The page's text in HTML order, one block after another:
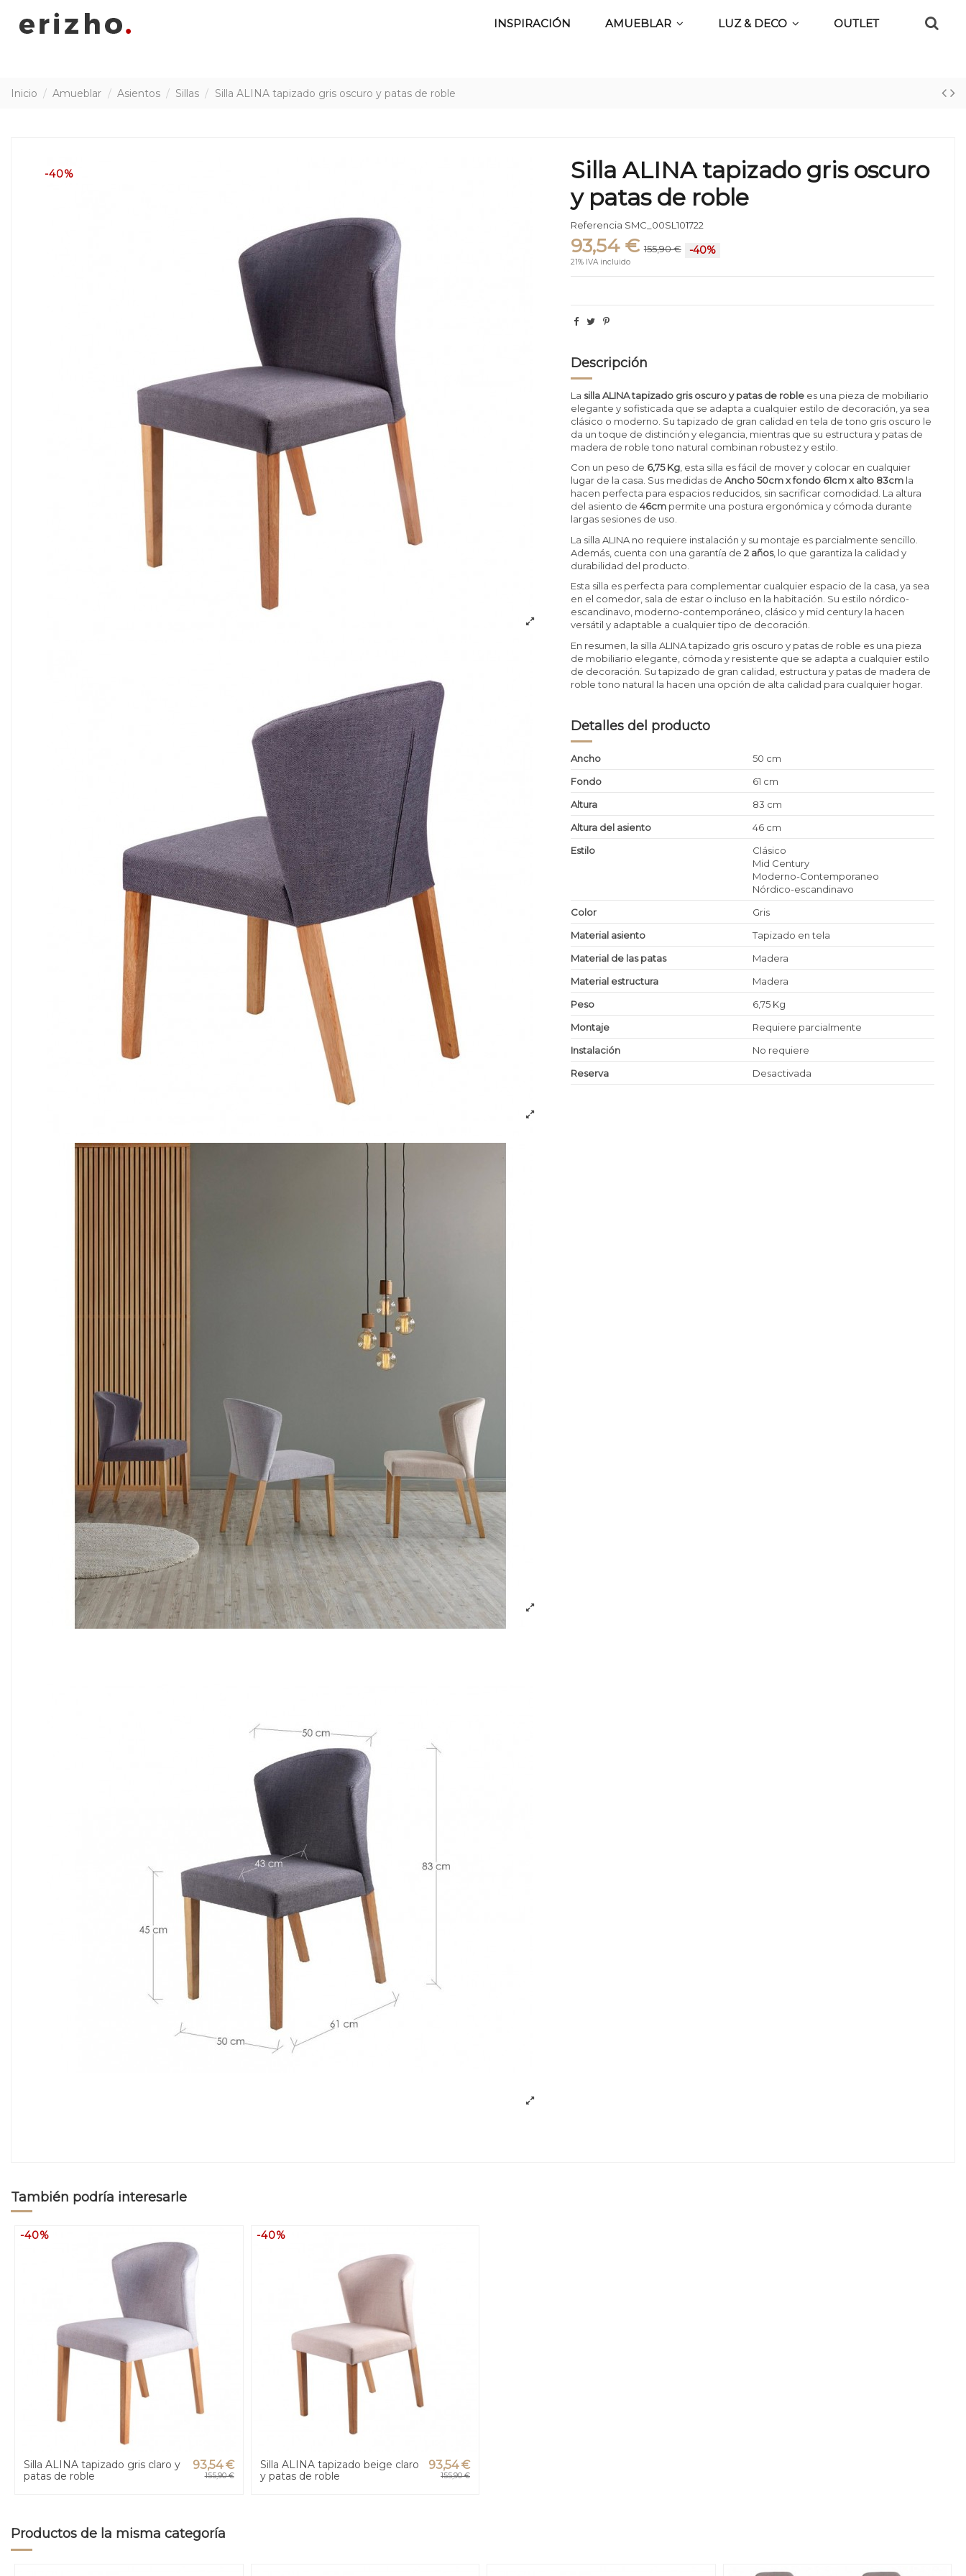
INSPIRACIÓN AMUEBLAR LUZ & DECO OUTLET
Inicio Amueblar Asientos Sillas Silla ALINA tapizado gris oscuro y patas de roble
-40%
Silla ALINA tapizado gris oscuro
y patas de roble
Referencia SMC_00SL101722
93,54 € 155,90 € -40%
21% IVA incluido
Descripción
La silla ALINA tapizado gris oscuro y patas de roble es una pieza de mobiliario
elegante y sofisticada que se adapta a cualquier estilo de decoración, ya sea
clásico o moderno. Su tapizado de gran calidad en tela de tono gris oscuro le
da un toque de distinción y elegancia, mientras que su estructura y patas de
madera de roble tono natural combinan robustez y estilo.
Con un peso de 6,75 Kg, esta silla es fácil de mover y colocar en cualquier
lugar de la casa. Sus medidas deAncho 50cm x fondo 61cm x alto 83cm la
hacen perfecta para espacios reducidos, sin sacrificar comodidad. La altura
del asiento de46cm permite una postura ergonómica y cómoda durante
largas sesiones de uso.
La silla ALINA no requiere instalación y su montaje es parcialmente sencillo.
Además, cuenta con una garantía de2 años, lo que garantiza la calidad y
durabilidad del producto.
Esta silla es perfecta para complementar cualquier espacio de la casa, ya sea
en el comedor, sala de estar o incluso en la habitación. Su estilo nórdico-
escandinavo, moderno-contemporáneo, clásico y mid century la hacen
versátil y adaptable a cualquier tipo de decoración.
En resumen, la silla ALINA tapizado gris oscuro y patas de roble es una pieza
de mobiliario elegante, cómoda y resistente que se adapta a cualquier estilo
de decoración. Su tapizado de gran calidad, estructura y patas de madera de
roble tono natural la hacen una opción de alta calidad para cualquier hogar.
Detalles del producto
Ancho
50 cm
Fondo
61 cm
Altura
83 cm
Altura del asiento
46 cm
Estilo
Clásico
Mid Century
Moderno-Contemporaneo
Nórdico-escandinavo
Color
Gris
Material asiento
Tapizado en tela
Material de las patas
Madera
Material estructura
Madera
Peso
6,75 Kg
Montaje
Requiere parcialmente
Instalación
No requiere
Reserva
Desactivada
También podría interesarle
-40%
Silla ALINA tapizado gris claro y
patas de roble
93,54 €
155,90 €
-40%
Silla ALINA tapizado beige claro
y patas de roble
93,54 €
155,90 €
Productos de la misma categoría